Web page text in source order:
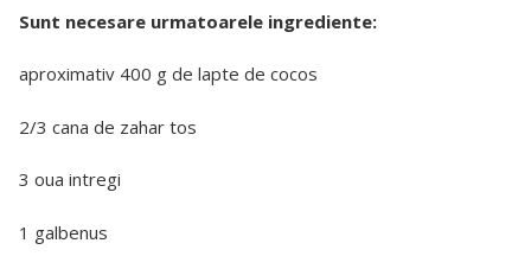
Sunt necesare urmatoarele ingrediente:
aproximativ 400 g de lapte de cocos
2/3 cana de zahar tos
3 oua intregi
1 galbenus